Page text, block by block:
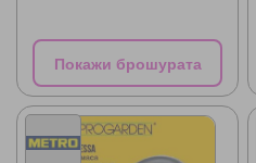
Покажи брошурата